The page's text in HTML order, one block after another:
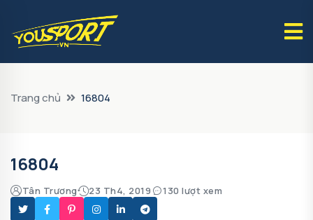
Trang chủ 16804
16804
Tân Trương 23 Th4, 2019 130 lượt xem